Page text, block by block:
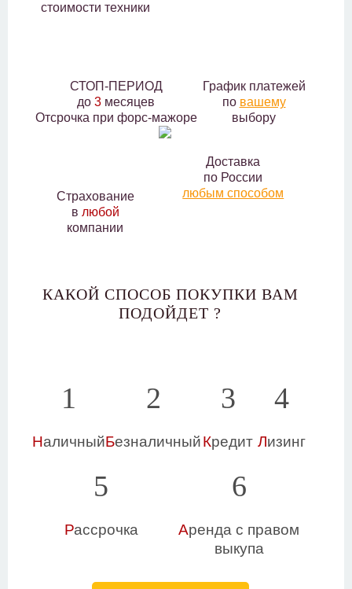
стоимости техники
СТОП-ПЕРИОД
до 3 месяцев
Отсрочка при форс-мажоре
График платежей
по вашему
выбору
Страхование
в любой
компании
Доставка
по России
любым способом
КАКОЙ СПОСОБ ПОКУПКИ ВАМ
ПОДОЙДЕТ ?
1
Наличный
2
Безналичный
3
Кредит
4
Лизинг
5
Рассрочка
6
Аренда с правом
выкупа